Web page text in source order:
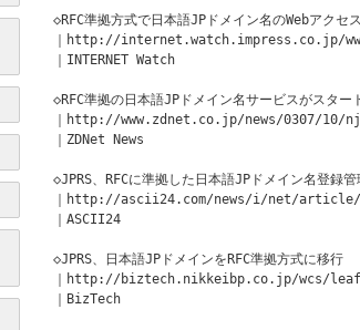
◇RFC準拠方式で日本語JPドメイン名のWebアクセ
｜http://internet.watch.impress.co.jp/
｜INTERNET Watch
◇RFC準拠の日本語JPドメイン名サービスがスター
｜http://www.zdnet.co.jp/news/0307/10/
｜ZDNet News
◇JPRS、RFCに準拠した日本語JPドメイン名登録
｜http://ascii24.com/news/i/net/article/
｜ASCII24
◇JPRS、日本語JPドメインをRFC準拠方式に移行
｜http://biztech.nikkeibp.co.jp/wcs/
｜BizTech